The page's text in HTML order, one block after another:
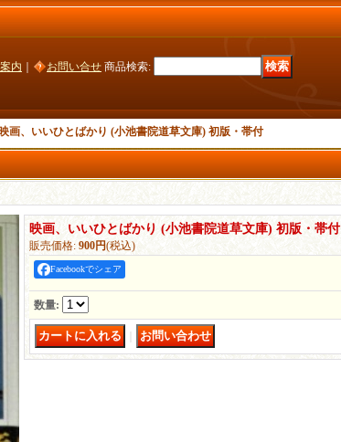
内 お問い合せ 商品検索:
画、いいひとばかり (小池書院道草文庫) 初版・帯付
映画、いいひとばかり (小池書院道草文庫) 初版・帯付
販売価格: 900円(税込)
Facebookでシェア
数量: